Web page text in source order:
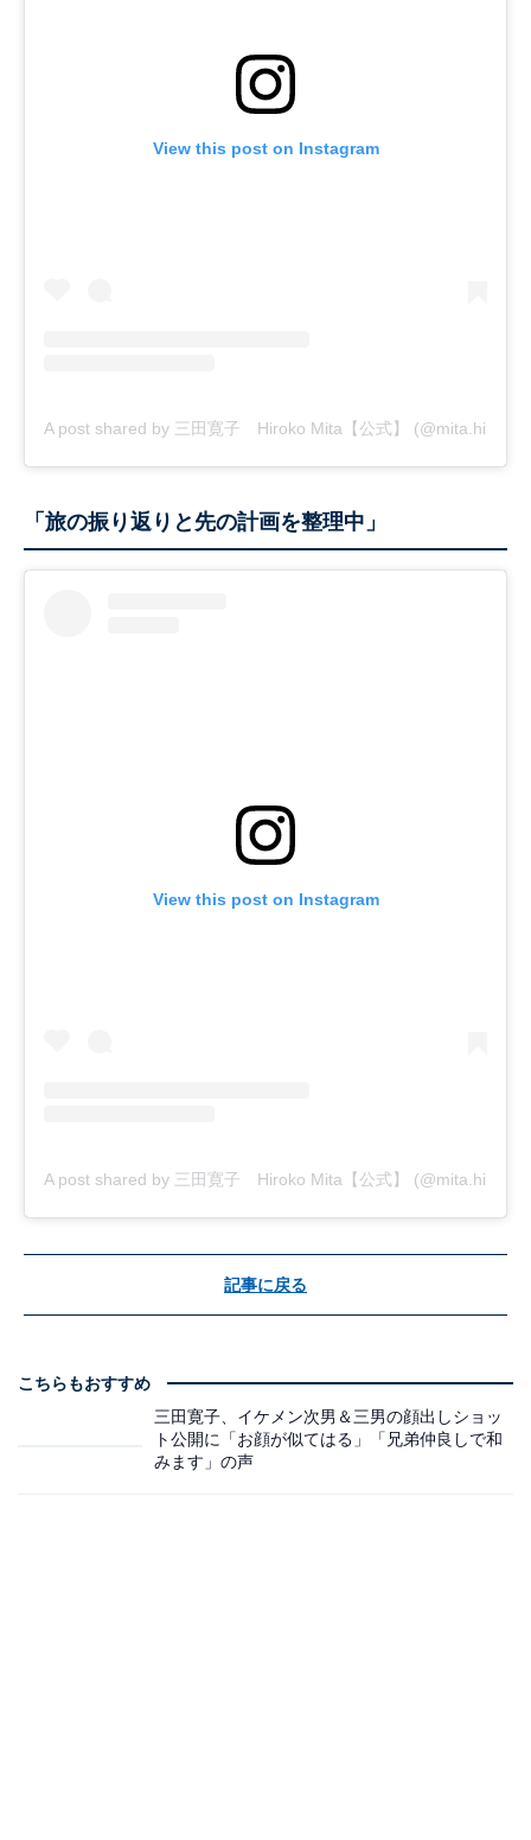
View this post on Instagram
A post shared by 三田寛子 Hiroko Mita【公式】
「旅の振り返りと先の計画を整理中」
View this post on Instagram
A post shared by 三田寛子 Hiroko Mita【公式】
記事に戻る
こちらもおすすめ
三田寛子、イケメン次男＆三男の顔出しショッ
ト公開に「お顔が似てはる」「兄弟仲良しで和
みます」の声